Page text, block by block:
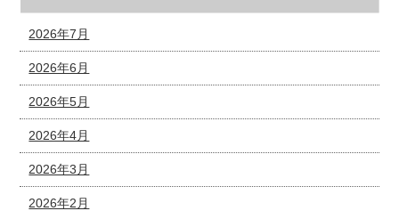
2026年7月
2026年6月
2026年5月
2026年4月
2026年3月
2026年2月